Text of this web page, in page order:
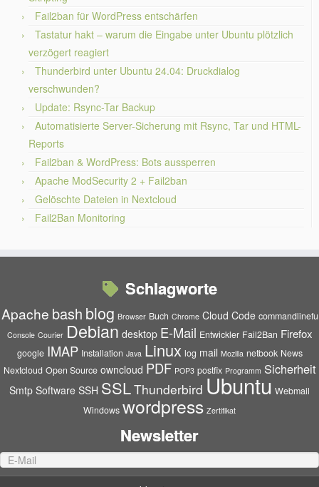
Fail2ban für WordPress entschärfen
Tastatur hakt – warum die Eingabe unter Ubuntu plötzlich
verzögert reagiert
Thunderbird unter Ubuntu 24.04: Druckdialog
verschwunden?
Update: Rsync-Tar Backup
Automatisierte Server-Sicherung mit Rsync, Tar und HTML-
Reports
Fail2ban & WordPress: Bots aussperren
Apache ModSecurity 2 + Fail2ban
Gelöschte Dateien in Nextcloud
Fail2Ban Monitoring
Schlagworte
Apache bash blog Browser Buch Chrome Cloud Code commandlinefu
Console Courier Debian desktop E-Mail Entwickler Fail2Ban Firefox
google IMAP Installation Java Linux log mail Mozilla netbook News
Nextcloud Open Source owncloud PDF POP3 postfix Programm Sicherheit
Smtp Software SSH SSLThunderbird Ubuntu Webmail
Windows wordpress Zertifikat
Newsletter